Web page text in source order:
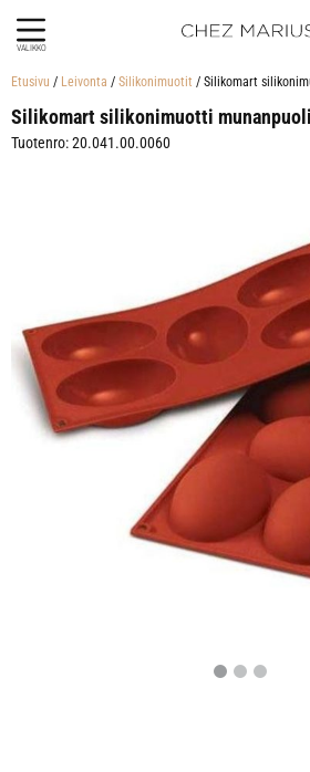
VALIKKO
Etusivu / Leivonta / Silikonimuotit / Silikomart
Silikomart silikonimuotti
Tuotenro: 20.041.00.0060